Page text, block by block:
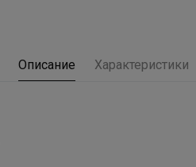
Описание Характеристики